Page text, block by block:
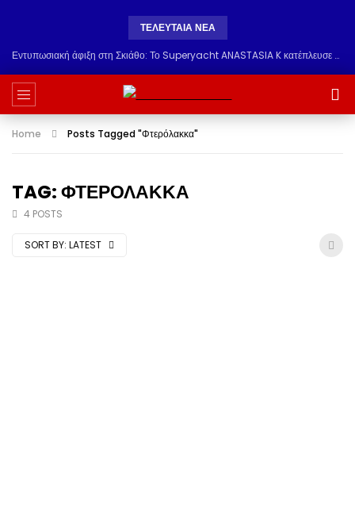
ΤΕΛΕΥΤΑΙΑ ΝΕΑ
Εντυπωσιακή άφιξη στη Σκιάθο: Το Superyacht ANASTASIA K κατέπλευσε από την Τουρκία & μαγνήτισε τα βλέμματα στο λιμάνι
Home Posts Tagged "Φτερόλακκα"
TAG: ΦΤΕΡΟΛΑΚΚΑ
4 POSTS
SORT BY: LATEST